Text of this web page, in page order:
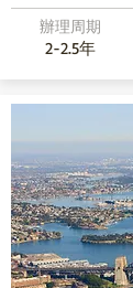
辦理周期
2-2.5年